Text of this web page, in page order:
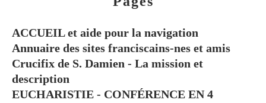
ACCUEIL et aide pour la navigation
Annuaire des sites franciscains-nes et amis
Crucifix de S. Damien - La mission et
description
EUCHARISTIE - CONFÉRENCE EN 4